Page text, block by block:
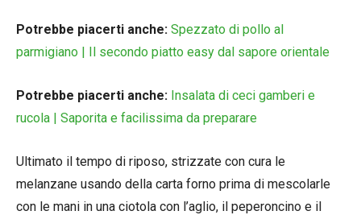
Potrebbe piacerti anche: Spezzato di pollo al
parmigiano | Il secondo piatto easy dal sapore orientale
Potrebbe piacerti anche: Insalata di ceci gamberi e
rucola | Saporita e facilissima da preparare
Ultimato il tempo di riposo, strizzate con cura le
melanzane usando della carta forno prima di mescolarle
con le mani in una ciotola con l’aglio, il peperoncino e il